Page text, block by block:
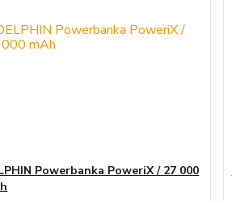
Powerbanka PoweriX / 27 000